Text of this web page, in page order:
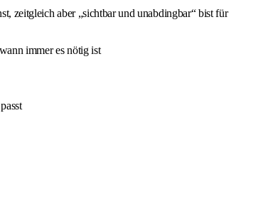
zeitgleich aber „sichtbar und unabdingbar“ bist für
immer es nötig ist